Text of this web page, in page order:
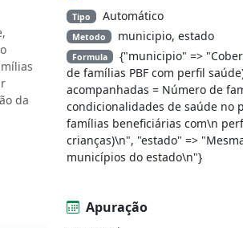
da
Tipo Automático
Metodo municipio, estado
Formula
{"municipio" =>
de famílias PBF com perfil
acompanhadas = Número de
condicionalidades de saúde no
famílias beneficiárias com\n
crianças)\n", "estado" =>
municípios do estado\n"}
Apuração